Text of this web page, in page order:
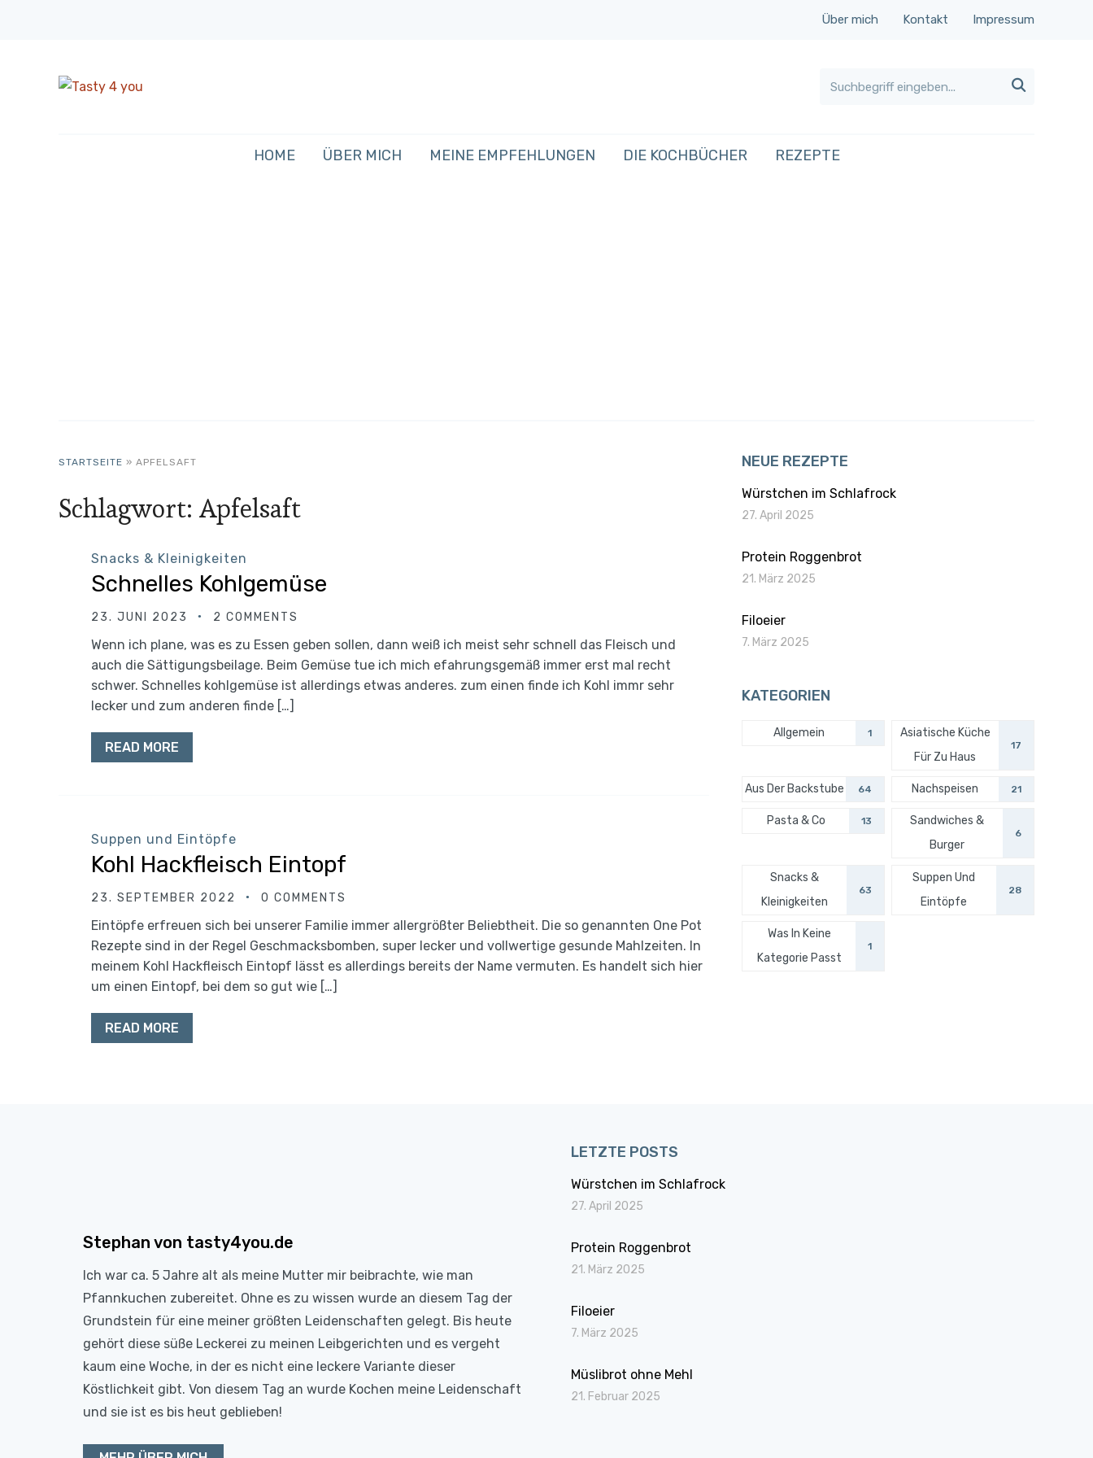
Über mich Kontakt Impressum

HOME ÜBER MICH MEINE EMPFEHLUNGEN DIE KOCHBÜCHER REZEPTE
STARTSEITE » APFELSAFT
Schlagwort: Apfelsaft
Snacks & Kleinigkeiten
Schnelles Kohlgemüse
23. JUNI 2023 2 COMMENTS
Wenn ich plane, was es zu Essen geben sollen, dann weiß ich meist sehr schnell das Fleisch und
auch die Sättigungsbeilage. Beim Gemüse tue ich mich efahrungsgemäß immer erst mal recht
schwer. Schnelles kohlgemüse ist allerdings etwas anderes. zum einen finde ich Kohl immr sehr
lecker und zum anderen finde […]
READ MORE
Suppen und Eintöpfe
Kohl Hackfleisch Eintopf
23. SEPTEMBER 2022 0 COMMENTS
Eintöpfe erfreuen sich bei unserer Familie immer allergrößter Beliebtheit. Die so genannten One Pot
Rezepte sind in der Regel Geschmacksbomben, super lecker und vollwertige gesunde Mahlzeiten. In
meinem Kohl Hackfleisch Eintopf lässt es allerdings bereits der Name vermuten. Es handelt sich hier
um einen Eintopf, bei dem so gut wie […]
READ MORE
NEUE REZEPTE
Würstchen im Schlafrock
27. April 2025
Protein Roggenbrot
21. März 2025
Filoeier
7. März 2025
KATEGORIEN
Allgemein 1
Asiatische Küche
Für Zu Haus
17
Aus Der Backstube 64 Nachspeisen 21
Pasta & Co 13
Sandwiches &
Burger
6
Snacks &
Kleinigkeiten
63
Suppen Und
Eintöpfe
28
Was In Keine
Kategorie Passt
1
Stephan von tasty4you.de
Ich war ca. 5 Jahre alt als meine Mutter mir beibrachte, wie man
Pfannkuchen zubereitet. Ohne es zu wissen wurde an diesem Tag der
Grundstein für eine meiner größten Leidenschaften gelegt. Bis heute
gehört diese süße Leckerei zu meinen Leibgerichten und es vergeht
kaum eine Woche, in der es nicht eine leckere Variante dieser
Köstlichkeit gibt. Von diesem Tag an wurde Kochen meine Leidenschaft
und sie ist es bis heut geblieben!
LETZTE POSTS
Würstchen im Schlafrock
27. April 2025
Protein Roggenbrot
21. März 2025
Filoeier
7. März 2025
Müslibrot ohne Mehl
21. Februar 2025